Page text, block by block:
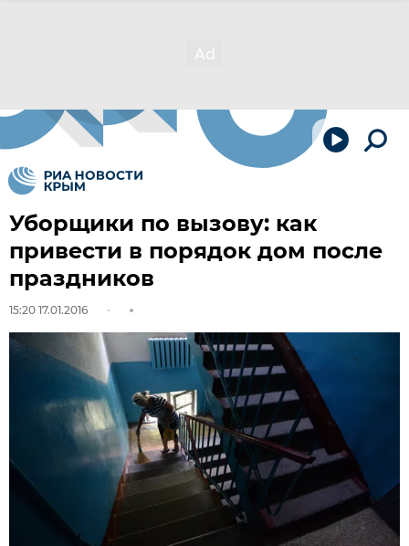
Уборщики по вызову: как
привести в порядок дом после
праздников
15:20 17.01.2016